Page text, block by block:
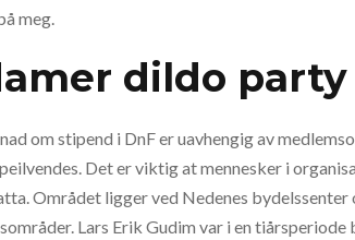
meg.
dildo party
om stipend i DnF er uavhengig av
Det er viktig at mennesker i
Området ligger ved Nedenes
Lars Erik Gudim var i en tiårsperiode